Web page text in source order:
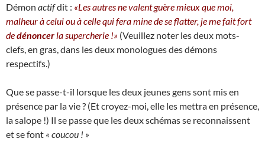
Démon actifdit : «Les autres ne valent guère mieux que moi,
malheur à celui ou à celle qui fera mine de se flatter, je me fait fort
dedénoncer la supercherie !» (Veuillez noter les deux mots-
clefs, en gras, dans les deux monologues des démons
respectifs.)
Que se passe-t-il lorsque les deux jeunes gens sont mis en
présence par la vie ? (Et croyez-moi, elle les mettra en présence,
la salope !) Il se passe que les deux schémas se reconnaissent
et se font « coucou ! »